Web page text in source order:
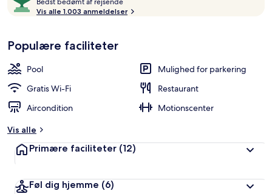
af
Gæstefavoritter
e
a
f
Vis alle 1.003 anmeldelser
Populære faciliteter
Pool
Mulighed for parkering
Gratis Wi-Fi
Restaurant
Aircondition
Motionscenter
Vis alle
Primære faciliteter (12)
Føl dig hjemme (6)